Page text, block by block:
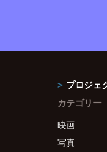
プロジェ
カテゴリー
映画
写真